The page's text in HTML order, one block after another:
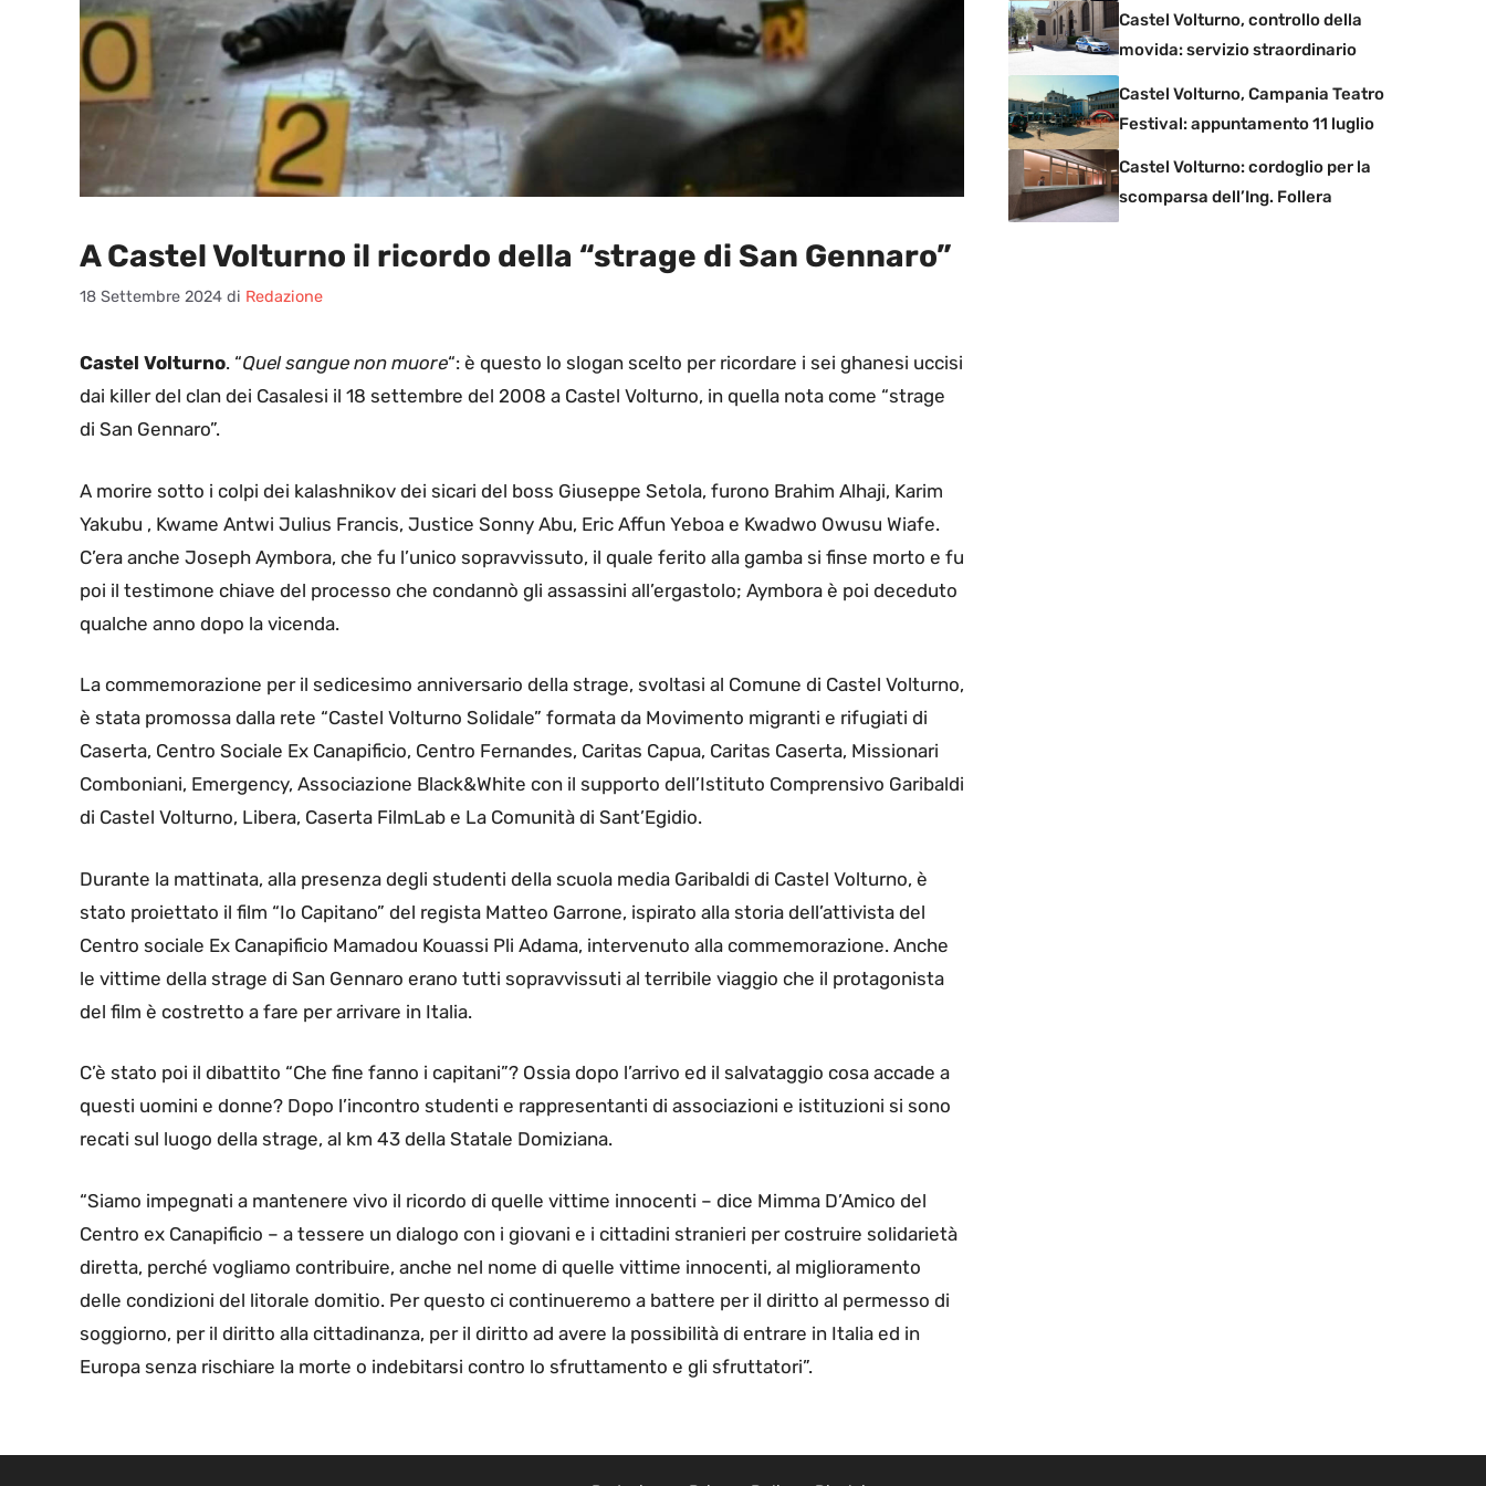
A Castel Volturno il ricordo della “strage di San Gennaro”
18 Settembre 2024 di Redazione
Castel Volturno. “Quel sangue non muore“: è questo lo slogan scelto per ricordare i sei ghanesi uccisi
dai killer del clan dei Casalesi il 18 settembre del 2008 a Castel Volturno, in quella nota come “strage
di San Gennaro”.
A morire sotto i colpi dei kalashnikov dei sicari del boss Giuseppe Setola, furono Brahim Alhaji, Karim
Yakubu , Kwame Antwi Julius Francis, Justice Sonny Abu, Eric Affun Yeboa e Kwadwo Owusu Wiafe.
C’era anche Joseph Aymbora, che fu l’unico sopravvissuto, il quale ferito alla gamba si finse morto e fu
poi il testimone chiave del processo che condannò gli assassini all’ergastolo; Aymbora è poi deceduto
qualche anno dopo la vicenda.
La commemorazione per il sedicesimo anniversario della strage, svoltasi al Comune di Castel Volturno,
è stata promossa dalla rete “Castel Volturno Solidale” formata da Movimento migranti e rifugiati di
Caserta, Centro Sociale Ex Canapificio, Centro Fernandes, Caritas Capua, Caritas Caserta, Missionari
Comboniani, Emergency, Associazione Black&White con il supporto dell’Istituto Comprensivo Garibaldi
di Castel Volturno, Libera, Caserta FilmLab e La Comunità di Sant’Egidio.
Durante la mattinata, alla presenza degli studenti della scuola media Garibaldi di Castel Volturno, è
stato proiettato il film “Io Capitano” del regista Matteo Garrone, ispirato alla storia dell’attivista del
Centro sociale Ex Canapificio Mamadou Kouassi Pli Adama, intervenuto alla commemorazione. Anche
le vittime della strage di San Gennaro erano tutti sopravvissuti al terribile viaggio che il protagonista
del film è costretto a fare per arrivare in Italia.
C’è stato poi il dibattito “Che fine fanno i capitani”? Ossia dopo l’arrivo ed il salvataggio cosa accade a
questi uomini e donne? Dopo l’incontro studenti e rappresentanti di associazioni e istituzioni si sono
recati sul luogo della strage, al km 43 della Statale Domiziana.
“Siamo impegnati a mantenere vivo il ricordo di quelle vittime innocenti – dice Mimma D’Amico del
Centro ex Canapificio – a tessere un dialogo con i giovani e i cittadini stranieri per costruire solidarietà
diretta, perché vogliamo contribuire, anche nel nome di quelle vittime innocenti, al miglioramento
delle condizioni del litorale domitio. Per questo ci continueremo a battere per il diritto al permesso di
soggiorno, per il diritto alla cittadinanza, per il diritto ad avere la possibilità di entrare in Italia ed in
Europa senza rischiare la morte o indebitarsi contro lo sfruttamento e gli sfruttatori”.
Castel Volturno, controllo della
movida: servizio straordinario
Castel Volturno, Campania Teatro
Festival: appuntamento 11 luglio
Castel Volturno: cordoglio per la
scomparsa dell’Ing. Follera